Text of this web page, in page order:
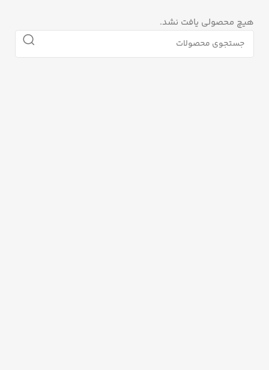
هیچ محصولی یافت نشد.